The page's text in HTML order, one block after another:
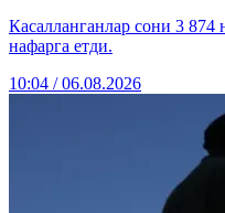
Касалланганлар сони 3 874
нафарга етди.
10:04 / 06.08.2026